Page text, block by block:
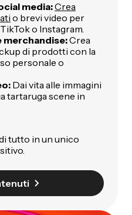
media:Crea
o brevi video per
o Instagram.
merchandise:Crea
di prodotti con la
personale o
Dai vita alle immagini
tartaruga scene in
tutto in un unico